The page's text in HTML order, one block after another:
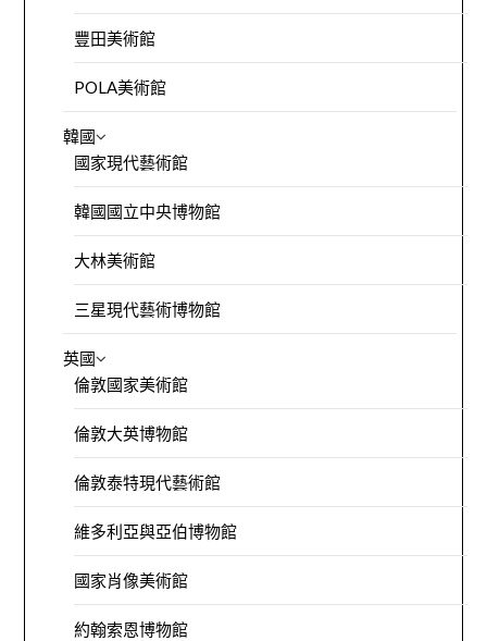
豐田美術館
POLA美術館
韓國
國家現代藝術館
韓國國立中央博物館
大林美術館
三星現代藝術博物館
英國
倫敦國家美術館
倫敦大英博物館
倫敦泰特現代藝術館
維多利亞與亞伯博物館
國家肖像美術館
約翰索恩博物館